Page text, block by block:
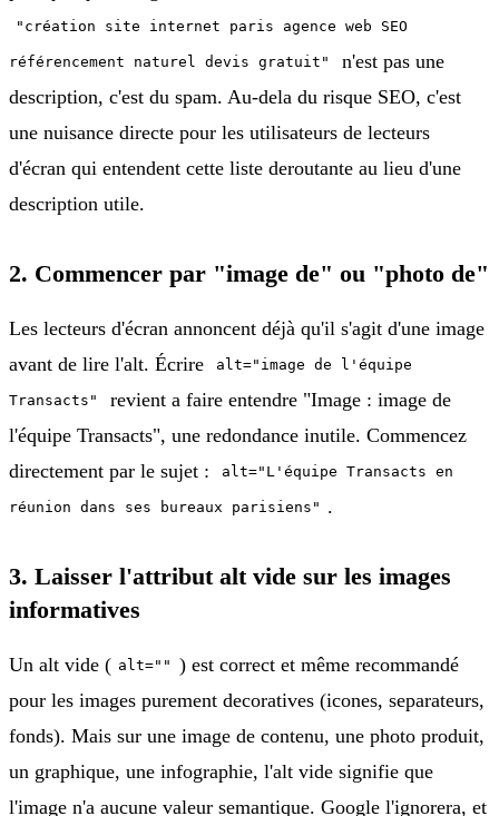
"création site internet paris agence web SEO
référencement naturel devis gratuit"
n'est pas une
description, c'est du spam. Au-dela du risque SEO, c'est
une nuisance directe pour les utilisateurs de lecteurs
d'écran qui entendent cette liste deroutante au lieu d'une
description utile.
2. Commencer par "image de" ou "photo de"
Les lecteurs d'écran annoncent déjà qu'il s'agit d'une image
avant de lire l'alt. Écrire
alt="image de l'équipe
Transacts"
revient a faire entendre "Image : image de
l'équipe Transacts", une redondance inutile. Commencez
directement par le sujet :
alt="L'équipe Transacts en
réunion dans ses bureaux parisiens" .
3. Laisser l'attribut alt vide sur les images
informatives
Un alt vide ( alt="" ) est correct et même recommandé
pour les images purement decoratives (icones, separateurs,
fonds). Mais sur une image de contenu, une photo produit,
un graphique, une infographie, l'alt vide signifie que
l'image n'a aucune valeur semantique. Google l'ignorera, et